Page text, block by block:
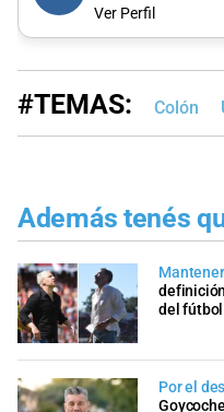
Ver Perfil
#TEMAS: Colón
Además tenés
del
Por el